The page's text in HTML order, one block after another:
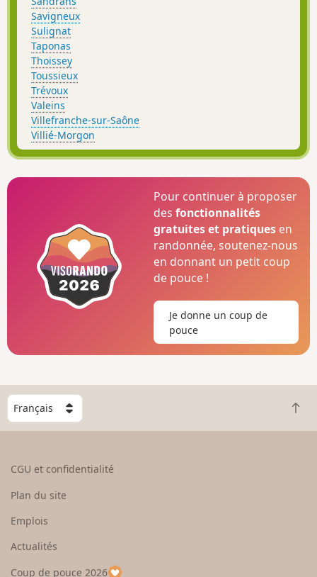
Savigneux
Sulignat
Taponas
Thoissey
Toussieux
Trévoux
Valeins
Villefranche-sur-Saône
Villié-Morgon
Pour continuer à proposer
desfonctionnalités
gratuites et pratiques en
randonnée, soutenez-nous
en donnant un petit coup
de pouce !
Je donne un coup de
pouce
C
o
e
u
R
e
CGU et confidentialité
Plan du site
Emplois
Actualités
Coup de pouce 2026